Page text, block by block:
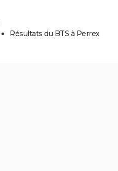
Résultats du BTS à Perrex